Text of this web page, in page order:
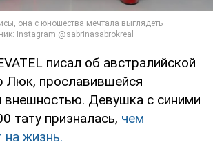
писал об австралийской
Люк, прославившейся
внешностью. Девушка с синими
тату призналась, чем
на жизнь.